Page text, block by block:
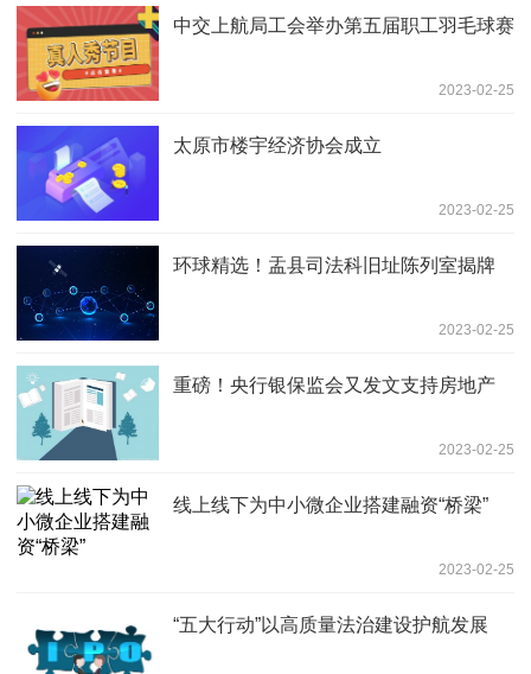
中交上航局工会举办第五届职工羽毛球赛
2023-02-25
太原市楼宇经济协会成立
2023-02-25
环球精选！盂县司法科旧址陈列室揭牌
2023-02-25
重磅！央行银保监会又发文支持房地产
2023-02-25
线上线下为中小微企业搭建融资“桥梁”
2023-02-25
“五大行动”以高质量法治建设护航发展